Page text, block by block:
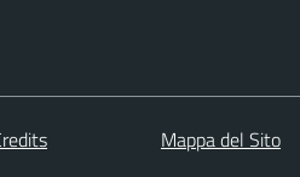
Mappa del Sito